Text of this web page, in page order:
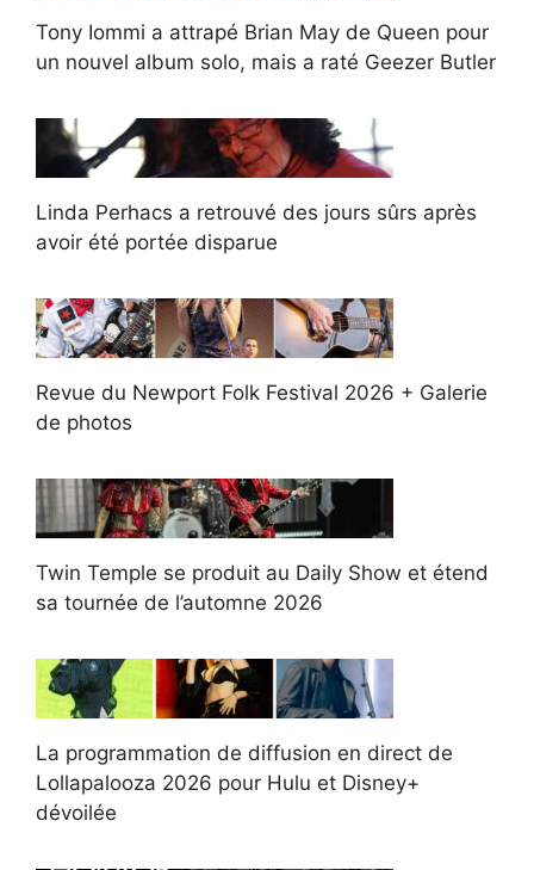
Tony Iommi a attrapé Brian May de Queen pour
un nouvel album solo, mais a raté Geezer Butler
Linda Perhacs a retrouvé des jours sûrs après
avoir été portée disparue
Revue du Newport Folk Festival 2026 + Galerie
de photos
Twin Temple se produit au Daily Show et étend
sa tournée de l’automne 2026
La programmation de diffusion en direct de
Lollapalooza 2026 pour Hulu et Disney+
dévoilée